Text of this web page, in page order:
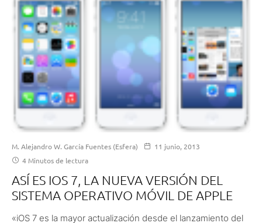
M. Alejandro W. García Fuentes (Esfera)
11 junio, 2013
4 Minutos de lectura
ASÍ ES IOS 7, LA NUEVA VERSIÓN DEL
SISTEMA OPERATIVO MÓVIL DE APPLE
«iOS 7 es la mayor actualización desde el lanzamiento del